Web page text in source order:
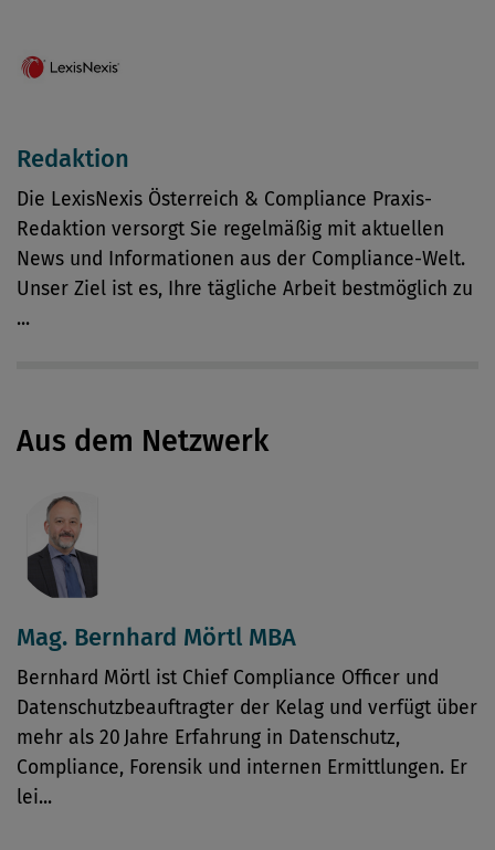
Redaktion
Die LexisNexis Österreich & Compliance Praxis-
Redaktion versorgt Sie regelmäßig mit aktuellen
News und Informationen aus der Compliance-Welt.
Unser Ziel ist es, Ihre tägliche Arbeit bestmöglich zu
...
Aus dem Netzwerk
Mag. Bernhard Mörtl MBA
Bernhard Mörtl ist Chief Compliance Officer und
Datenschutzbeauftragter der Kelag und verfügt über
mehr als 20 Jahre Erfahrung in Datenschutz,
Compliance, Forensik und internen Ermittlungen. Er
lei...